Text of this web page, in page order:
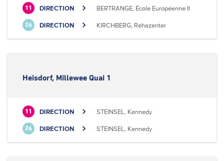
11 DIRECTION BERTRANGE, École Européenne II
26 DIRECTION KIRCHBERG, Rehazenter
Heisdorf, Millewee Quai 1
11 DIRECTION STEINSEL, Kennedy
26 DIRECTION STEINSEL, Kennedy